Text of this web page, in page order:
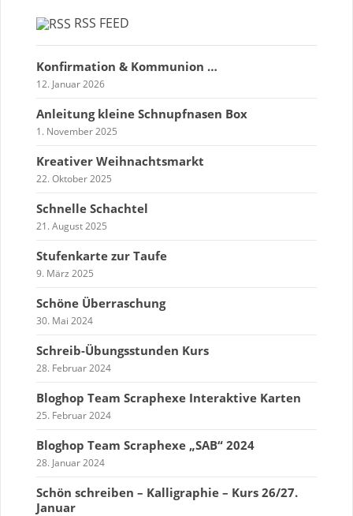
RSS FEED
Konfirmation & Kommunion …
12. Januar 2026
Anleitung kleine Schnupfnasen Box
1. November 2025
Kreativer Weihnachtsmarkt
22. Oktober 2025
Schnelle Schachtel
21. August 2025
Stufenkarte zur Taufe
9. März 2025
Schöne Überraschung
30. Mai 2024
Schreib-Übungsstunden Kurs
28. Februar 2024
Bloghop Team Scraphexe Interaktive Karten
25. Februar 2024
Bloghop Team Scraphexe „SAB“ 2024
28. Januar 2024
Schön schreiben – Kalligraphie – Kurs 26/27.
Januar